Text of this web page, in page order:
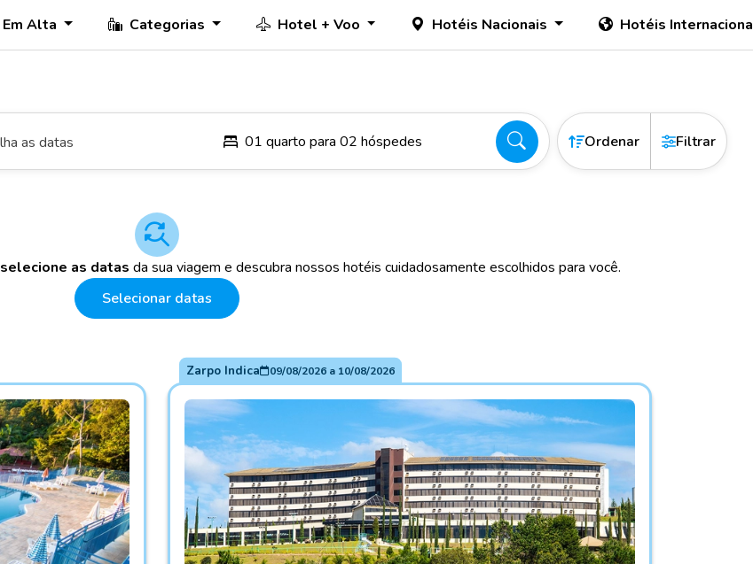
Em Alta Categorias Hotel + Voo Hotéis Nacionais Hotéis
01 quarto para 02 hóspedes Ordenar Filtrar
selecione as datas da sua viagem e descubra nossos hotéis cuidadosamente escolhidos para você.
Selecionar datas
Zarpo Indica 09/08/2026a 10/08/2026